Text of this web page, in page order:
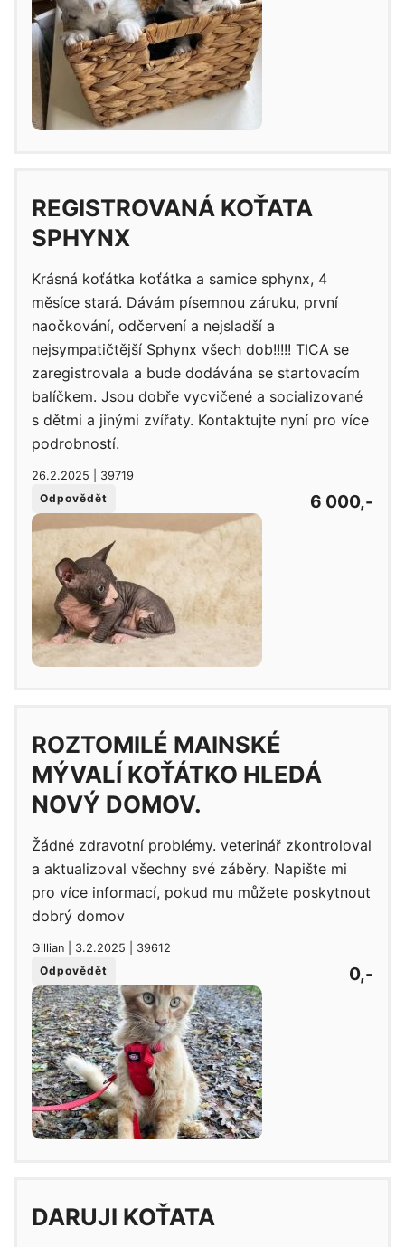
REGISTROVANÁ KOŤATA
SPHYNX
Krásná koťátka koťátka a samice sphynx, 4
měsíce stará. Dávám písemnou záruku, první
naočkování, odčervení a nejsladší a
nejsympatičtější Sphynx všech dob!!!!! TICA se
zaregistrovala a bude dodávána se startovacím
balíčkem. Jsou dobře vycvičené a socializované
s dětmi a jinými zvířaty. Kontaktujte nyní pro více
podrobností.
26.2.2025 | 39719
Odpovědět
6 000,-
ROZTOMILÉ MAINSKÉ
MÝVALÍ KOŤÁTKO HLEDÁ
NOVÝ DOMOV.
Žádné zdravotní problémy. veterinář zkontroloval
a aktualizoval všechny své záběry. Napište mi
pro více informací, pokud mu můžete poskytnout
dobrý domov
Gillian | 3.2.2025 | 39612
Odpovědět
0,-
DARUJI KOŤATA